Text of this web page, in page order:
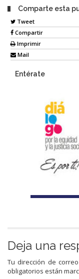
Comparte esta
Tweet
Compartir
Imprimir
Mail
Entérate
Deja una
Tu dirección de
obligatorios están